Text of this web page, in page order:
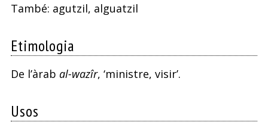
També: agutzil, alguatzil
Etimologia
De l’àrab al-wazîr, ‘ministre, visir’.
Usos